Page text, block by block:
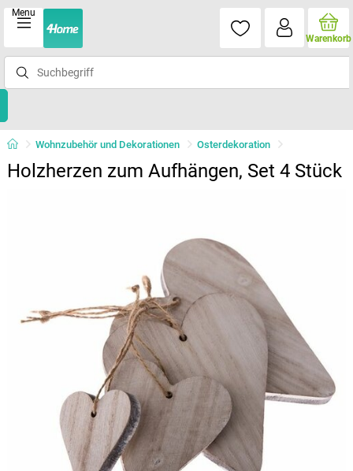
Menu
Warenkorb
Wohnzubehör und Dekorationen Osterdekoration
Holzherzen zum Aufhängen, Set 4 Stück